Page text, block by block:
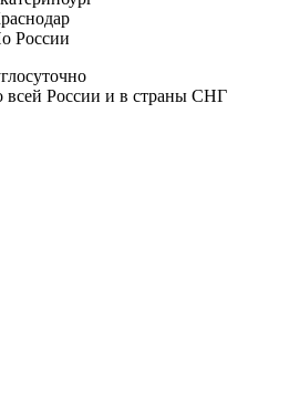
России
России и в страны СНГ